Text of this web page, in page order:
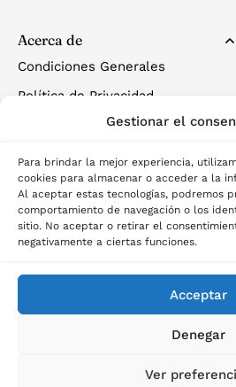
Gestionar el
Para brindar la mejor experiencia,
cookies para almacenar o acceder a la
Al aceptar estas tecnologías, podremos
comportamiento de navegación o los
sitio. No aceptar o retirar el
negativamente a ciertas funciones.
Acceptar
Denegar
Ver
Acerca de
Condiciones Generales
Política de Privacidad
Política de Cookies
©2025 Palau del